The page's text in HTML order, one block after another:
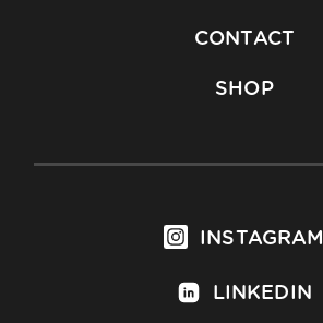
CONTACT
SHOP
INSTAGRAM
LINKEDIN